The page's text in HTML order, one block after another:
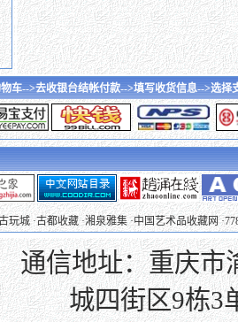
车-->去收银台结帐付款-->填写收货信息-->选
玩城 ·古都收藏·湘泉雅集 ·中国艺术品收藏网·
通信地址：重庆市
城四街区9栋3